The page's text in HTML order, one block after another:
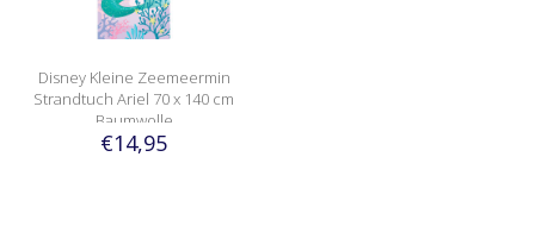
Disney Kleine Zeemeermin
Strandtuch Ariel 70 x 140 cm
Baumwolle
€14,95